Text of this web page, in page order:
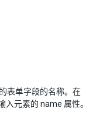
表单字段的名称。在
入元素的 name 属性。